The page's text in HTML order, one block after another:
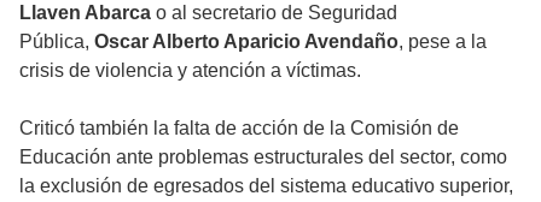
Llaven Abarca o al secretario de Seguridad
Pública, Oscar Alberto Aparicio Avendaño, pese a la
crisis de violencia y atención a víctimas.
Criticó también la falta de acción de la Comisión de
Educación ante problemas estructurales del sector, como
la exclusión de egresados del sistema educativo superior,